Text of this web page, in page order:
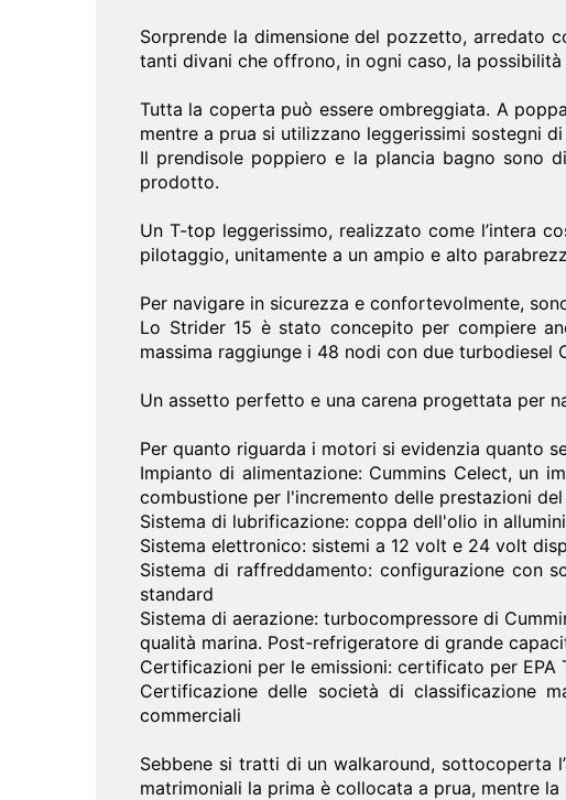
Sorprende la dimensione del pozzetto, arredato
tanti divani che offrono, in ogni caso, la possibilità
Tutta la coperta può essere ombreggiata. A
mentre a prua si utilizzano leggerissimi sostegni
Il prendisole poppiero e la plancia bagno sono
prodotto.
Un T-top leggerissimo, realizzato come l’intera
pilotaggio, unitamente a un ampio e alto
Per navigare in sicurezza e confortevolmente,
Lo Strider 15 è stato concepito per compiere
massima raggiunge i 48 nodi con due turbodiesel
Un assetto perfetto e una carena progettata per
Per quanto riguarda i motori si evidenzia quanto
Impianto di alimentazione: Cummins Celect, un
combustione per l'incremento delle prestazioni
Sistema di lubrificazione: coppa dell'olio in
Sistema elettronico: sistemi a 12 volt e 24 volt
Sistema di raffreddamento: configurazione con
standard
Sistema di aerazione: turbocompressore di
qualità marina. Post-refrigeratore di grande
Certificazioni per le emissioni: certificato per EPA
Certificazione delle società di classificazione
commerciali
Sebbene si tratti di un walkaround, sottocoperta
matrimoniali la prima è collocata a prua, mentre